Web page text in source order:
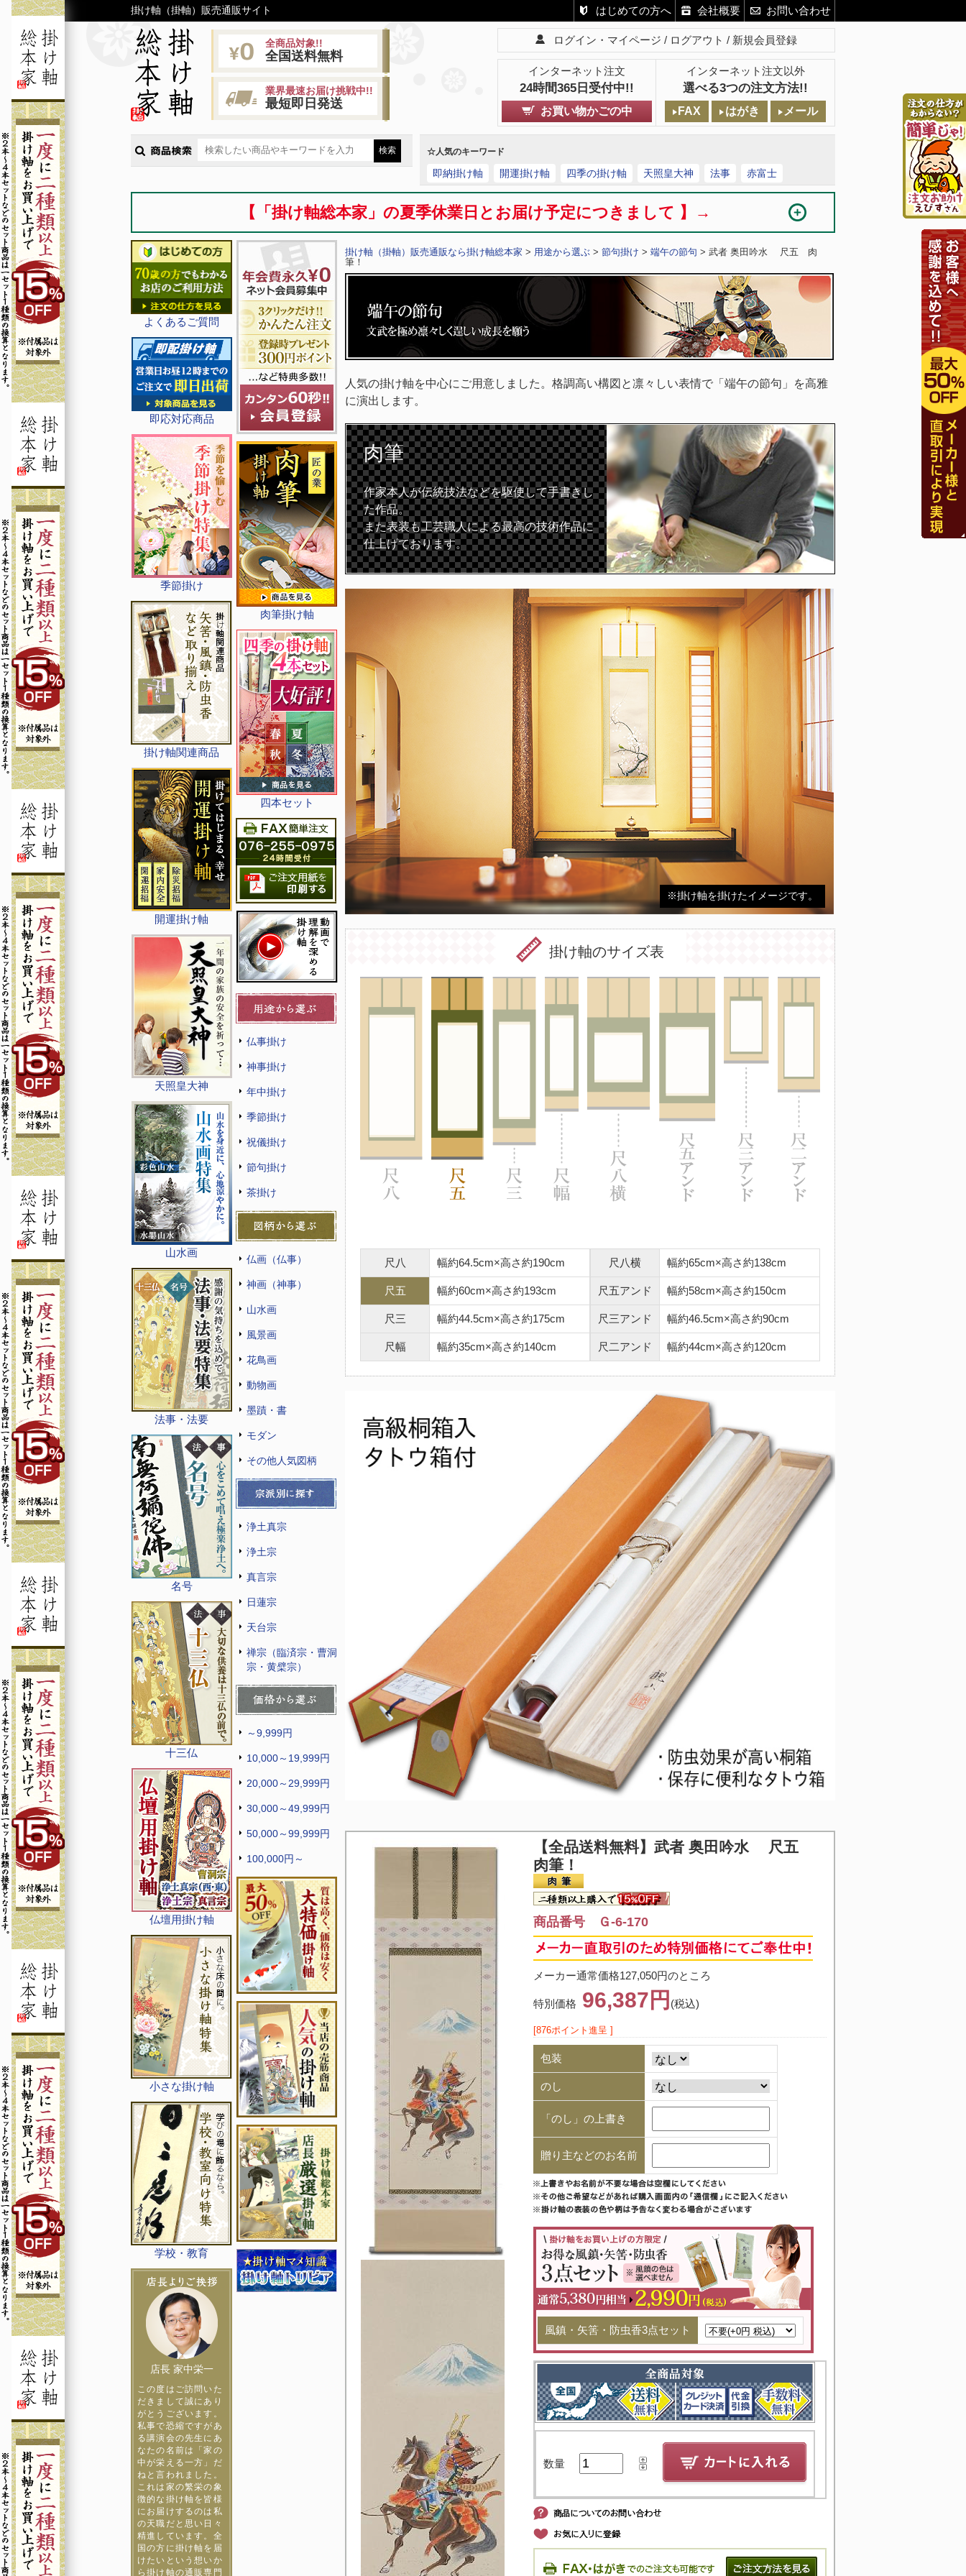
掛け軸（掛軸）販売通販サイト はじめての方へ 会社概要 お問い合わせ
全商品対象!!
全国送料無料
業界最速お届け挑戦中!!
最短即日発送
ログイン・マイページ ログアウト 新規会員登録
インターネット注文
24時間365日受付中!!
インターネット注文以外
選べる3つの注文方法!!
お買い物かごの中 FAX はがき メール
☆人気のキーワード
即納掛け軸 開運掛け軸 四季の掛け軸 天照皇大神 法事 赤富士
【「掛け軸総本家」の夏季休業日とお届け予定につきまして 】→
よくあるご質問
即応対応商品
季節掛け
掛け軸関連商品
開運掛け軸
天照皇大神
山水画
法事・法要
名号
十三仏
仏壇用掛け軸
小さな掛け軸
学校・教育
店長 家中栄一
この度はご訪問いた
だきまして誠にあり
がとうございます。
私事で恐縮ですがあ
る講演会の先生にあ
なたの名前は「家の
中が栄える一方」だ
ねと言われました。
これは家の繁栄の象
徴的な掛け軸を皆様
にお届けするのは私
の天職だと思い日々
精進しています。全
国の方に掛け軸を届
けたいという想いか
ら掛け軸の通販専門
肉筆掛け軸
四本セット
仏事掛け
神事掛け
年中掛け
季節掛け
祝儀掛け
節句掛け
茶掛け
仏画（仏事）
神画（神事）
山水画
風景画
花鳥画
動物画
墨蹟・書
モダン
その他人気図柄
浄土真宗
浄土宗
真言宗
日蓮宗
天台宗
禅宗（臨済宗・曹洞
宗・黄檗宗）
～9,999円
10,000～19,999円
20,000～29,999円
30,000～49,999円
50,000～99,999円
100,000円～
掛け軸（掛軸）販売通販なら掛け軸総本家 > 用途から選ぶ > 節句掛け > 端午の節句 > 武者 奥田吟水 尺五 肉
筆！
人気の掛け軸を中心にご用意しました。格調高い構図と凛々しい表情で「端午の節句」を高雅
に演出します。
肉筆
作家本人が伝統技法などを駆使して手書きし
た作品。
また表装も工芸職人による最高の技術作品に
仕上げております。
※掛け軸を掛けたイメージです。
掛け軸のサイズ表
尺八 幅約64.5cm×高さ約190cm
尺五 幅約60cm×高さ約193cm
尺三 幅約44.5cm×高さ約175cm
尺幅 幅約35cm×高さ約140cm
尺八横 幅約65cm×高さ約138cm
尺五アンド 幅約58cm×高さ約150cm
尺三アンド 幅約46.5cm×高さ約90cm
尺二アンド 幅約44cm×高さ約120cm
【全品送料無料】 武者 奥田吟水 尺五
肉筆！
商品番号 Ｇ-6-170
メーカー通常価格127,050円のところ
特別価格 96,387円 (税込)
[876ポイント進呈 ]
包装
のし
「のし」の上書き
贈り主などのお名前
風鎮・矢筈・防虫香3点セット
数量